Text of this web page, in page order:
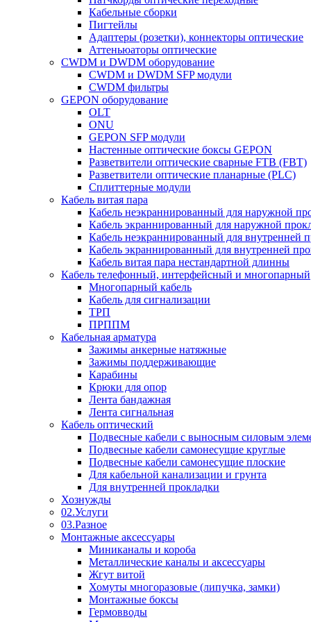
Кабельные сборки
Пигтейлы
Адаптеры (розетки), коннекторы оптические
Аттеньюаторы оптические
CWDM и DWDM оборудование
CWDM и DWDM SFP модули
CWDM фильтры
GEPON оборудование
OLT
ONU
GEPON SFP модули
Настенные оптические боксы GEPON
Разветвители оптические сварные FTB (FBT)
Разветвители оптические планарные (PLC)
Сплиттерные модули
Кабель витая пара
Кабель неэкраннированный для наружной
Кабель экраннированный для наружной
Кабель неэкраннированный для внутренней
Кабель экраннированный для внутренней
Кабель витая пара нестандартной длинны
Кабель телефонный, интерфейсный и многопарный
Многопарный кабель
Кабель для сигнализации
ТРП
ПРППМ
Кабельная арматура
Зажимы анкерные натяжные
Зажимы поддерживающие
Карабины
Крюки для опор
Лента бандажная
Лента сигнальная
Кабель оптический
Подвесные кабели с выносным силовым
Подвесные кабели самонесущие круглые
Подвесные кабели самонесущие плоские
Для кабельной канализации и грунта
Для внутренней прокладки
Хознужды
02.Услуги
03.Разное
Монтажные аксессуары
Миниканалы и короба
Металлические каналы и аксессуары
Жгут витой
Хомуты многоразовые (липучка, замки)
Монтажные боксы
Гермовводы